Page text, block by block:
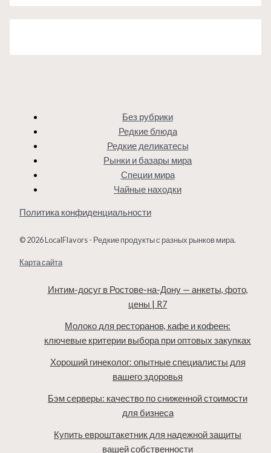
Без рубрики
Редкие блюда
Редкие деликатесы
Рынки и базары мира
Специи мира
Чайные находки
Политика конфиденциальности
© 2026 LocalFlavors - Редкие продукты с разных рынков мира.
Карта сайта
Интим-досуг в Ростове-на-Дону — анкеты, фото,
цены | R7
Молоко для ресторанов, кафе и кофеен:
ключевые критерии выбора при оптовых закупках
Хороший гинеколог: опытные специалисты для
вашего здоровья
Бэм серверы: качество по сниженной стоимости
для бизнеса
Купить евроштакетник для надежной защиты
вашей собственности